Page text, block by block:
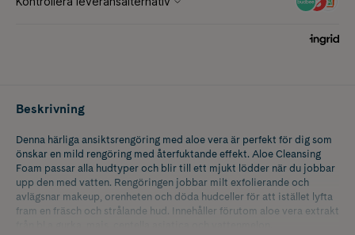
Beskrivning
Denna härliga ansiktsrengöring med aloe vera är perfekt för dig som
önskar en mild rengöring med återfuktande effekt. Aloe Cleansing
Foam passar alla hudtyper och blir till ett mjukt lödder när du jobbar
upp den med vatten. Rengöringen jobbar milt exfolierande och
avlägsnar makeup, orenheten och döda hudceller för att istället lyfta
fram en fräsch och strålande hud. Innehåller förutom aloe vera extrakt